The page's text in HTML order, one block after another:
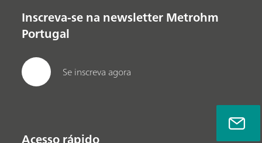
Inscreva-se na newsletter Metrohm
Portugal
Se inscreva agora